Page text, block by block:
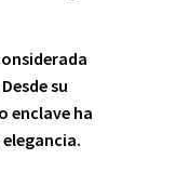
su
enclave ha